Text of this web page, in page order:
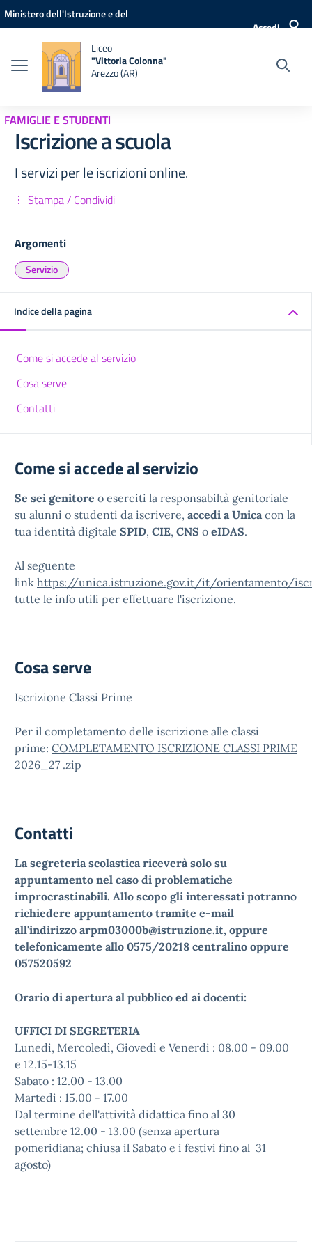
Vai ai contenuti
Vai al menu di navigazione
Vai al footer
Ministero dell'Istruzione e del
Accedi
Liceo
"Vittoria Colonna"
Arezzo (AR)
FAMIGLIE E STUDENTI
Iscrizione a scuola
I servizi per le iscrizioni online.
Stampa / Condividi
Argomenti
Servizio
Indice della pagina
Come si accede al servizio
Cosa serve
Contatti
Come si accede al servizio
Se sei genitore o eserciti la responsabiltà genitoriale
su alunni o studenti da iscrivere, accedi a Unicacon la
tua identità digitale SPID, CIE, CNS o eIDAS.
Al seguente
link https://unica.istruzione.gov.it/it/orientamento/
tutte le info utili per effettuare l'iscrizione.
Cosa serve
Iscrizione Classi Prime
Per il completamento delle iscrizione alle classi
prime: COMPLETAMENTO ISCRIZIONE CLASSI PRIME
2026_27 .zip
Contatti
La segreteria scolastica riceverà solo su
appuntamento nel caso di problematiche
improcrastinabili. Allo scopo gli interessati potranno
richiedere appuntamento tramite e-mail
all'indirizzo arpm03000b@istruzione.it, oppure
telefonicamente allo 0575/20218 centralino oppure
057520592
Orario di apertura al pubblico ed ai docenti:
UFFICI DI SEGRETERIA
Lunedi, Mercoledì, Giovedì e Venerdi : 08.00 - 09.00
e 12.15-13.15
Sabato : 12.00 - 13.00
Martedì : 15.00 - 17.00
Dal termine dell'attività didattica fino al 30
settembre 12.00 - 13.00 (senza apertura
pomeridiana; chiusa il Sabato e i festivi fino al 31
agosto)